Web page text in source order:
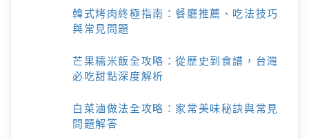
韓式烤肉終極指南：餐廳推薦、吃法技巧
與常見問題
芒果糯米飯全攻略：從歷史到食譜，台灣
必吃甜點深度解析
白菜滷做法全攻略：家常美味秘訣與常見
問題解答